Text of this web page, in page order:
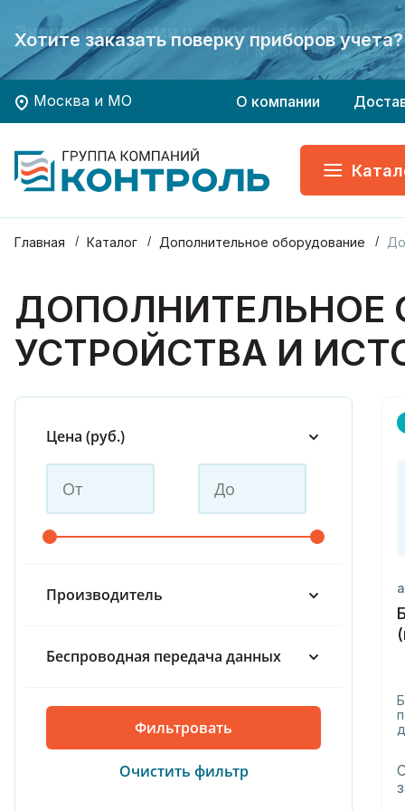
Экономьте время и деньги -
ГК КОНТРОЛЬ - Ваш
Хотите заказать поверку приборов учета?
Экономьте время и деньги -
ГК КОНТРОЛЬ - Ваш
Хотите заказать поверку приборов учета?
Москва и МО О компании
Главная Каталог Дополнительное оборудование
ДОПОЛНИТЕЛЬНОЕ
УСТРОЙСТВА И
Цена (руб.)
Производитель
Беспроводная передача данных